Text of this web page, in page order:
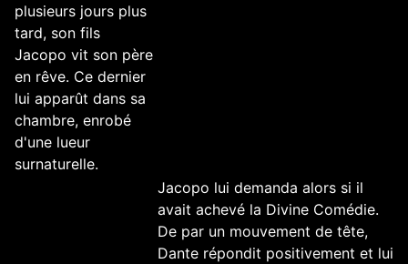
plusieurs jours plus
tard, son fils
Jacopo vit son père
en rêve. Ce dernier
lui apparût dans sa
chambre, enrobé
d'une lueur
surnaturelle.
Jacopo lui demanda alors si il
avait achevé la Divine Comédie.
De par un mouvement de tête,
Dante répondit positivement et lui